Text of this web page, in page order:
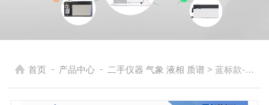
首页 - 产品中心 - 二手仪器 气象 液相 质谱 > 蓝标款-安捷伦电感耦合等离子体光谱仪 ICP-OES 5110 (二手）